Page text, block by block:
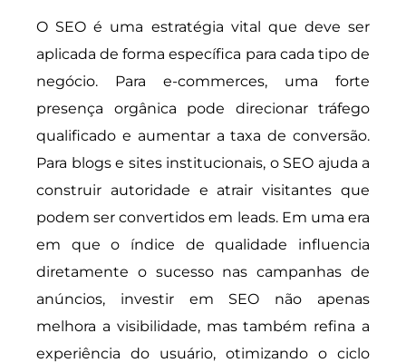
O SEO é uma estratégia vital que deve ser
aplicada de forma específica para cada tipo de
negócio. Para e-commerces, uma forte
presença orgânica pode direcionar tráfego
qualificado e aumentar a taxa de conversão.
Para blogs e sites institucionais, o SEO ajuda a
construir autoridade e atrair visitantes que
podem ser convertidos em leads. Em uma era
em que o índice de qualidade influencia
diretamente o sucesso nas campanhas de
anúncios, investir em SEO não apenas
melhora a visibilidade, mas também refina a
experiência do usuário, otimizando o ciclo